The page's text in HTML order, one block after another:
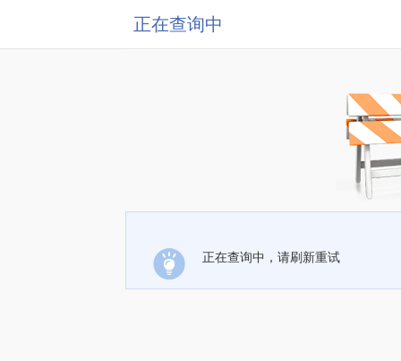
正在查询中
正在查询中，请刷新重试